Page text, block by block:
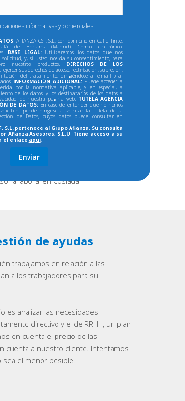
informativas y comerciales.
AFIANZA CSF, S.L., con domicilio en Calle Tinte,
de Henares (Madrid). Correo electrónico:
. BASE LEGAL:Utilizaremos los datos que nos
y, si usted nos da su consentimiento, para
nuestros productos. DERECHOS DE LOS
sus derechos de acceso, rectificación, supresión,
del tratamiento, dirigiéndose al e-mail o al
INFORMACIÓN ADICIONAL: Puede acceder a
por la normativa aplicable, y en especial, a
de los datos, y los destinatarios de los datos a
de nuestra página web. TUTELA AGENCIA
DE DATOS:En caso de entender que no hemos
solicitud, puede dirigirse a solicitar la tutela de la
de Datos, cuyos datos puede consultar en
S.L. pertenece al Grupo Afianza. Su consulta
Afianza Asesores, S.L.U. Tiene acceso a su
el enlace aquí.
de ayudas
trabajamos en relación a las
a los trabajadores para su
es analizar las necesidades
directivo y el de RRHH, un plan
en cuenta el precio de las
cuenta a nuestro cliente. Intentamos
sea el menor posible.